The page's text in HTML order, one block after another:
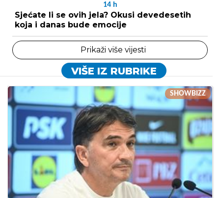
14 h
Sjećate li se ovih jela? Okusi devedesetih
koja i danas bude emocije
Prikaži više vijesti
VIŠE IZ RUBRIKE
SHOWBIZZ